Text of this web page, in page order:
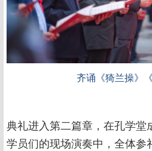
齐诵《猗兰操》
典礼进入第二篇章，在孔学堂
学员们的现场演奏中，全体参